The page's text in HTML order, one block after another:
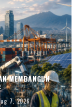
MEMBANGUN
7, 2026